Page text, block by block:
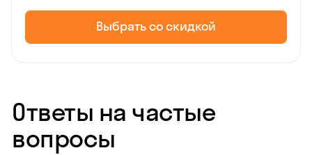
Выбрать со скидкой
Ответы на частые
вопросы